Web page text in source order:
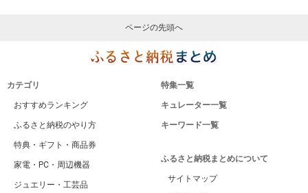
ページの先頭へ
カテゴリ
おすすめランキング
ふるさと納税のやり方
特典・ギフト・商品券
家電・PC・周辺機器
ジュエリー・工芸品
特集一覧
キュレーター一覧
キーワード一覧
ふるさと納税まとめについて
サイトマップ